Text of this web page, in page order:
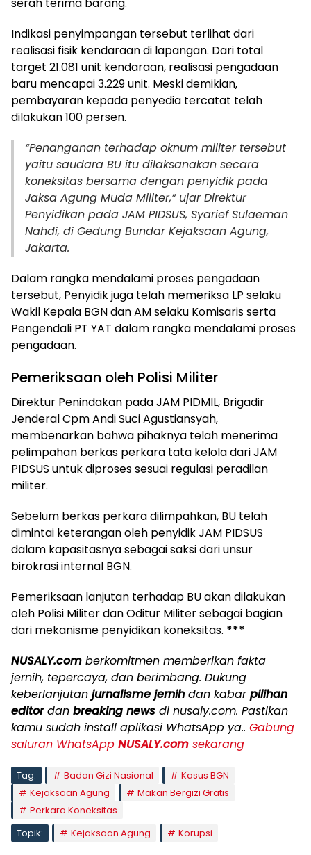
Indikasi penyimpangan tersebut terlihat dari
realisasi fisik kendaraan di lapangan. Dari total
target 21.081 unit kendaraan, realisasi pengadaan
baru mencapai 3.229 unit. Meski demikian,
pembayaran kepada penyedia tercatat telah
dilakukan 100 persen.
“Penanganan terhadap oknum militer tersebut
yaitu saudara BU itu dilaksanakan secara
koneksitas bersama dengan penyidik pada
Jaksa Agung Muda Militer,” ujar Direktur
Penyidikan pada JAM PIDSUS, Syarief Sulaeman
Nahdi, di Gedung Bundar Kejaksaan Agung,
Jakarta.
Dalam rangka mendalami proses pengadaan
tersebut, Penyidik juga telah memeriksa LP selaku
Wakil Kepala BGN dan AM selaku Komisaris serta
Pengendali PT YAT dalam rangka mendalami proses
pengadaan.
Pemeriksaan oleh Polisi Militer
Direktur Penindakan pada JAM PIDMIL, Brigadir
Jenderal Cpm Andi Suci Agustiansyah,
membenarkan bahwa pihaknya telah menerima
pelimpahan berkas perkara tata kelola dari JAM
PIDSUS untuk diproses sesuai regulasi peradilan
militer.
Sebelum berkas perkara dilimpahkan, BU telah
dimintai keterangan oleh penyidik JAM PIDSUS
dalam kapasitasnya sebagai saksi dari unsur
birokrasi internal BGN.
Pemeriksaan lanjutan terhadap BU akan dilakukan
oleh Polisi Militer dan Oditur Militer sebagai bagian
dari mekanisme penyidikan koneksitas. ***
NUSALY.com berkomitmen memberikan fakta
jernih, tepercaya, dan berimbang. Dukung
keberlanjutan jurnalisme jernih dan kabarpilihan
editordan breaking news di nusaly.com. Pastikan
kamu sudah install aplikasi WhatsApp ya.. Gabung
saluran WhatsApp NUSALY.com sekarang
Tag: Badan Gizi Nasional
Kasus BGN
Kejaksaan Agung
Makan Bergizi Gratis
Perkara Koneksitas
Topik:
Kejaksaan Agung Korupsi